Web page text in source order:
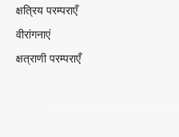
क्षत्रिय परम्पराएँ
वीरांगनाएं
क्षत्राणी परम्पराएँ